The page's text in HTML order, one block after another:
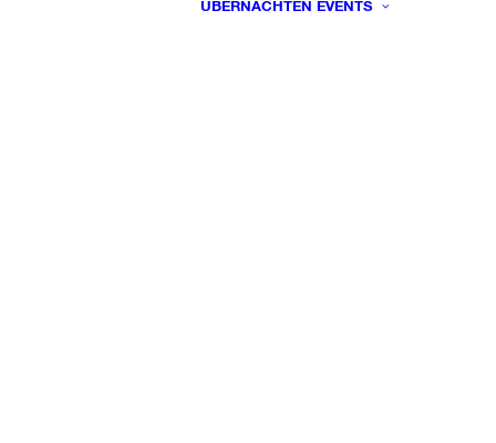
ÜBERNACHTEN EVENTS